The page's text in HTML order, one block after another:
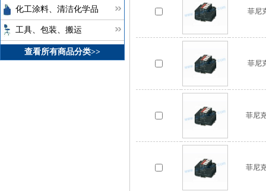
化工涂料、清洁化学品
工具、包装、搬运
查看所有商品分类>>
菲尼
菲尼
菲尼
菲尼